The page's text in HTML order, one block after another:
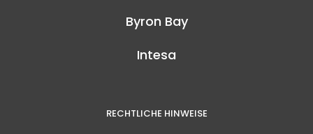
Byron Bay
Intesa
RECHTLICHE HINWEISE